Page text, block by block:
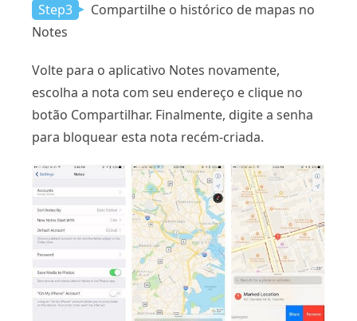
Step3
Compartilhe o histórico de mapas no
Notes
Volte para o aplicativo Notes novamente,
escolha a nota com seu endereço e clique no
botão Compartilhar. Finalmente, digite a senha
para bloquear esta nota recém-criada.